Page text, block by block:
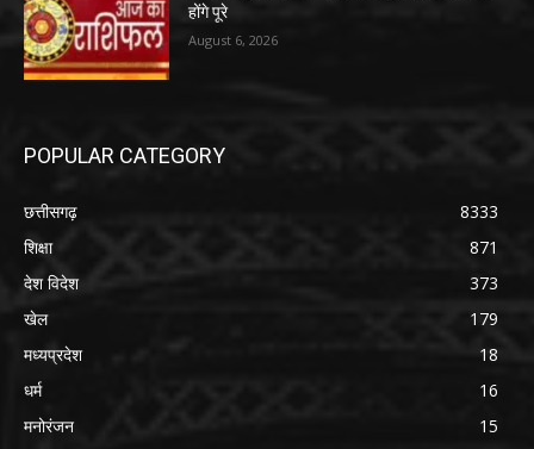
होंगे पूरे
August 6, 2026
POPULAR CATEGORY
छत्तीसगढ़
8333
शिक्षा
871
देश विदेश
373
खेल
179
मध्यप्रदेश
18
धर्म
16
मनोरंजन
15